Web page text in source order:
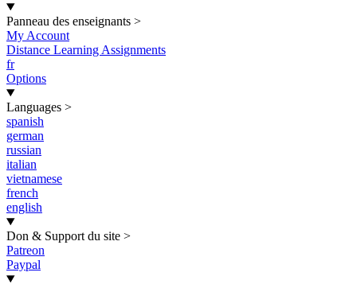
Panneau des enseignants >
My Account
Distance Learning Assignments
fr
Options
Languages >
spanish
german
russian
italian
vietnamese
french
english
Don & Support du site >
Patreon
Paypal